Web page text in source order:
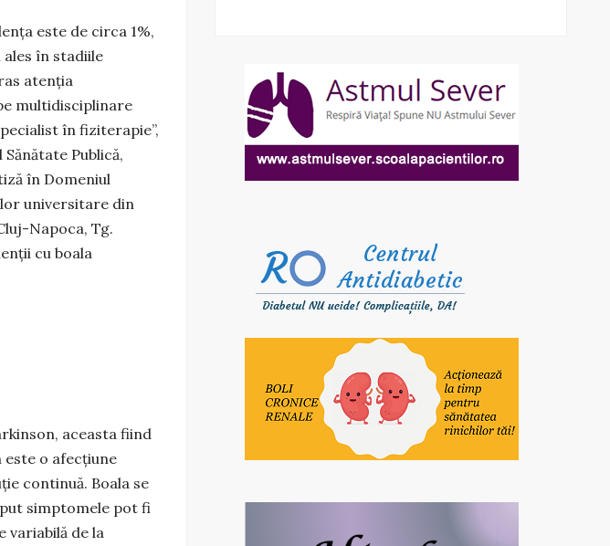
este de circa 1%,
ales în stadiile
atenția
multidisciplinare
în fiziterapie”,
Publică,
în Domeniul
universitare din
Napoca, Tg.
cu boala
aceasta fiind
este o afecţiune
continuă. Boala se
simptomele pot fi
variabilă de la